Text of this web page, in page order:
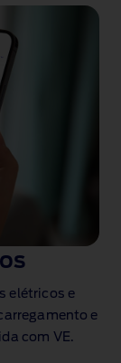
elétricos e
e
com VE.